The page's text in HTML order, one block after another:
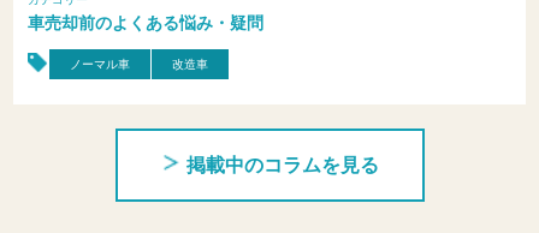
車売却前のよくある悩み・疑問
ノーマル車 改造車
掲載中のコラムを見る